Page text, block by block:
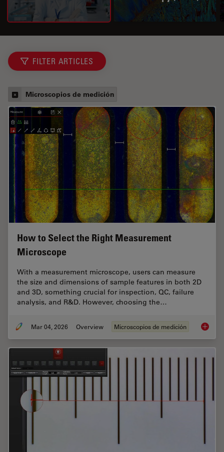
FILTER ARTICLES
Microscopios de medición
How to Select the Right Measurement
Microscope
With a measurement microscope, users can measure
the size and dimensions of sample features in both 2D
and 3D, something crucial for inspection, QC, failure
analysis, and R&D. However, choosing the…
Mar 04, 2026 Overview Microscopios de medición How to